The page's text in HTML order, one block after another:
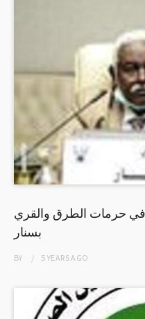
في حرمات الطرق والقري
بسنار
BY 5 YEARSAGO